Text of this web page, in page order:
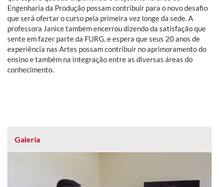
Engenharia da Produção possam contribuir para o novo desafio
que será ofertar o curso pela primeira vez longe da sede. A
professora Janice também encerrou dizendo da satisfação que
sente em fazer parte da FURG, e espera que seus 20 anos de
experiência nas Artes possam contribuir no aprimoramento do
ensino e também na integração entre as diversas áreas do
conhecimento.
Galeria